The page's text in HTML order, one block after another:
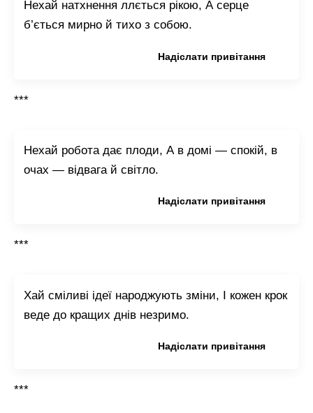
Нехай натхнення ллється рікою, А серце
б’ється мирно й тихо з собою.
Надіслати привітання
***
Нехай робота дає плоди, А в домі — спокій, в
очах — відвага й світло.
Надіслати привітання
***
Хай сміливі ідеї народжують зміни, І кожен крок
веде до кращих днів незримо.
Надіслати привітання
***